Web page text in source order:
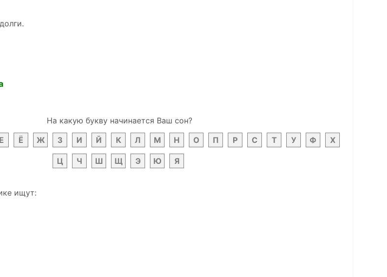
На какую букву начинается Ваш сон?
Е Ё Ж З И Й К Л М Н О П Р С Т У Ф Х
Ц Ч Ш Щ Э Ю Я
ищут: